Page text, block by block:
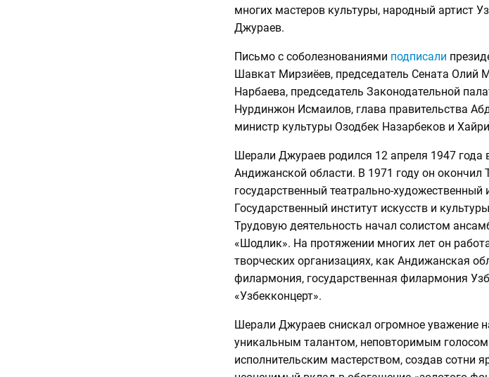
многих мастеров культуры, народный артист
Джураев.
Письмо с соболезнованиями подписали
Шавкат Мирзиёев, председатель Сената Олий
Нарбаева, председатель Законодательной
Нурдинжон Исмаилов, глава правительства
министр культуры Озодбек Назарбеков и
Шерали Джураев родился 12 апреля 1947 года
Андижанской области. В 1971 году он окончил
государственный театрально-художественный
Государственный институт искусств и
Трудовую деятельность начал солистом
«Шодлик». На протяжении многих лет он
творческих организациях, как Андижанская
филармония, государственная филармония
«Узбекконцерт».
Шерали Джураев снискал огромное уважение
уникальным талантом, неповторимым
исполнительским мастерством, создав сотни